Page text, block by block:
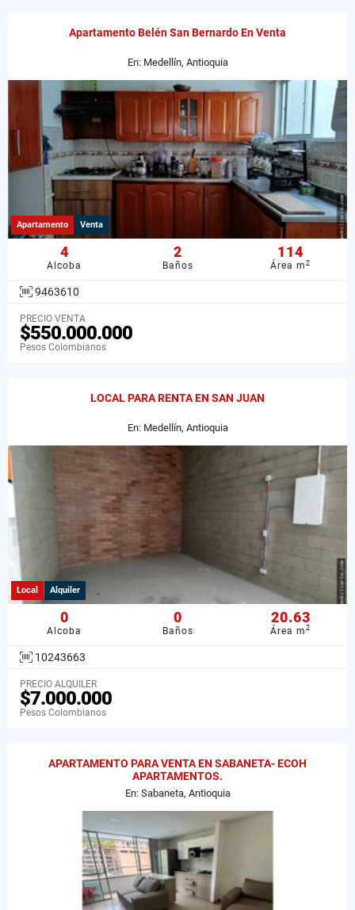
Apartamento Belén San Bernardo En Venta
En: Medellín, Antioquia
Apartamento Venta
4
Alcoba
2
Baños
114
Área m2
9463610
PRECIO VENTA
$550.000.000
Pesos Colombianos
LOCAL PARA RENTA EN SAN JUAN
En: Medellín, Antioquia
Local Alquiler
0
Alcoba
0
Baños
20.63
Área m2
10243663
PRECIO ALQUILER
$7.000.000
Pesos Colombianos
APARTAMENTO PARA VENTA EN SABANETA- ECOH
APARTAMENTOS.
En: Sabaneta, Antioquia